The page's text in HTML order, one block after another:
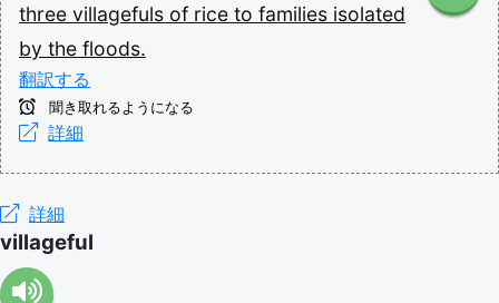
three villagefuls of rice to families isolated
by the floods.
翻訳する
聞き取れるようになる
詳細
詳細
villageful